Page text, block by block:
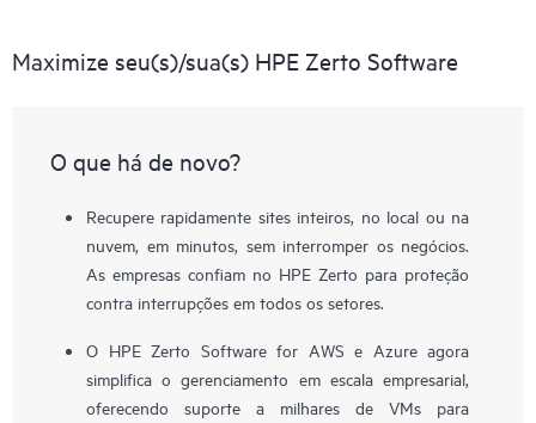
Maximize seu(s)/sua(s) HPE Zerto Software
O que há de novo?
Recupere rapidamente sites inteiros, no local ou na
nuvem, em minutos, sem interromper os negócios.
As empresas confiam no HPE Zerto para proteção
contra interrupções em todos os setores.
O HPE Zerto Software for AWS e Azure agora
simplifica o gerenciamento em escala empresarial,
oferecendo suporte a milhares de VMs para